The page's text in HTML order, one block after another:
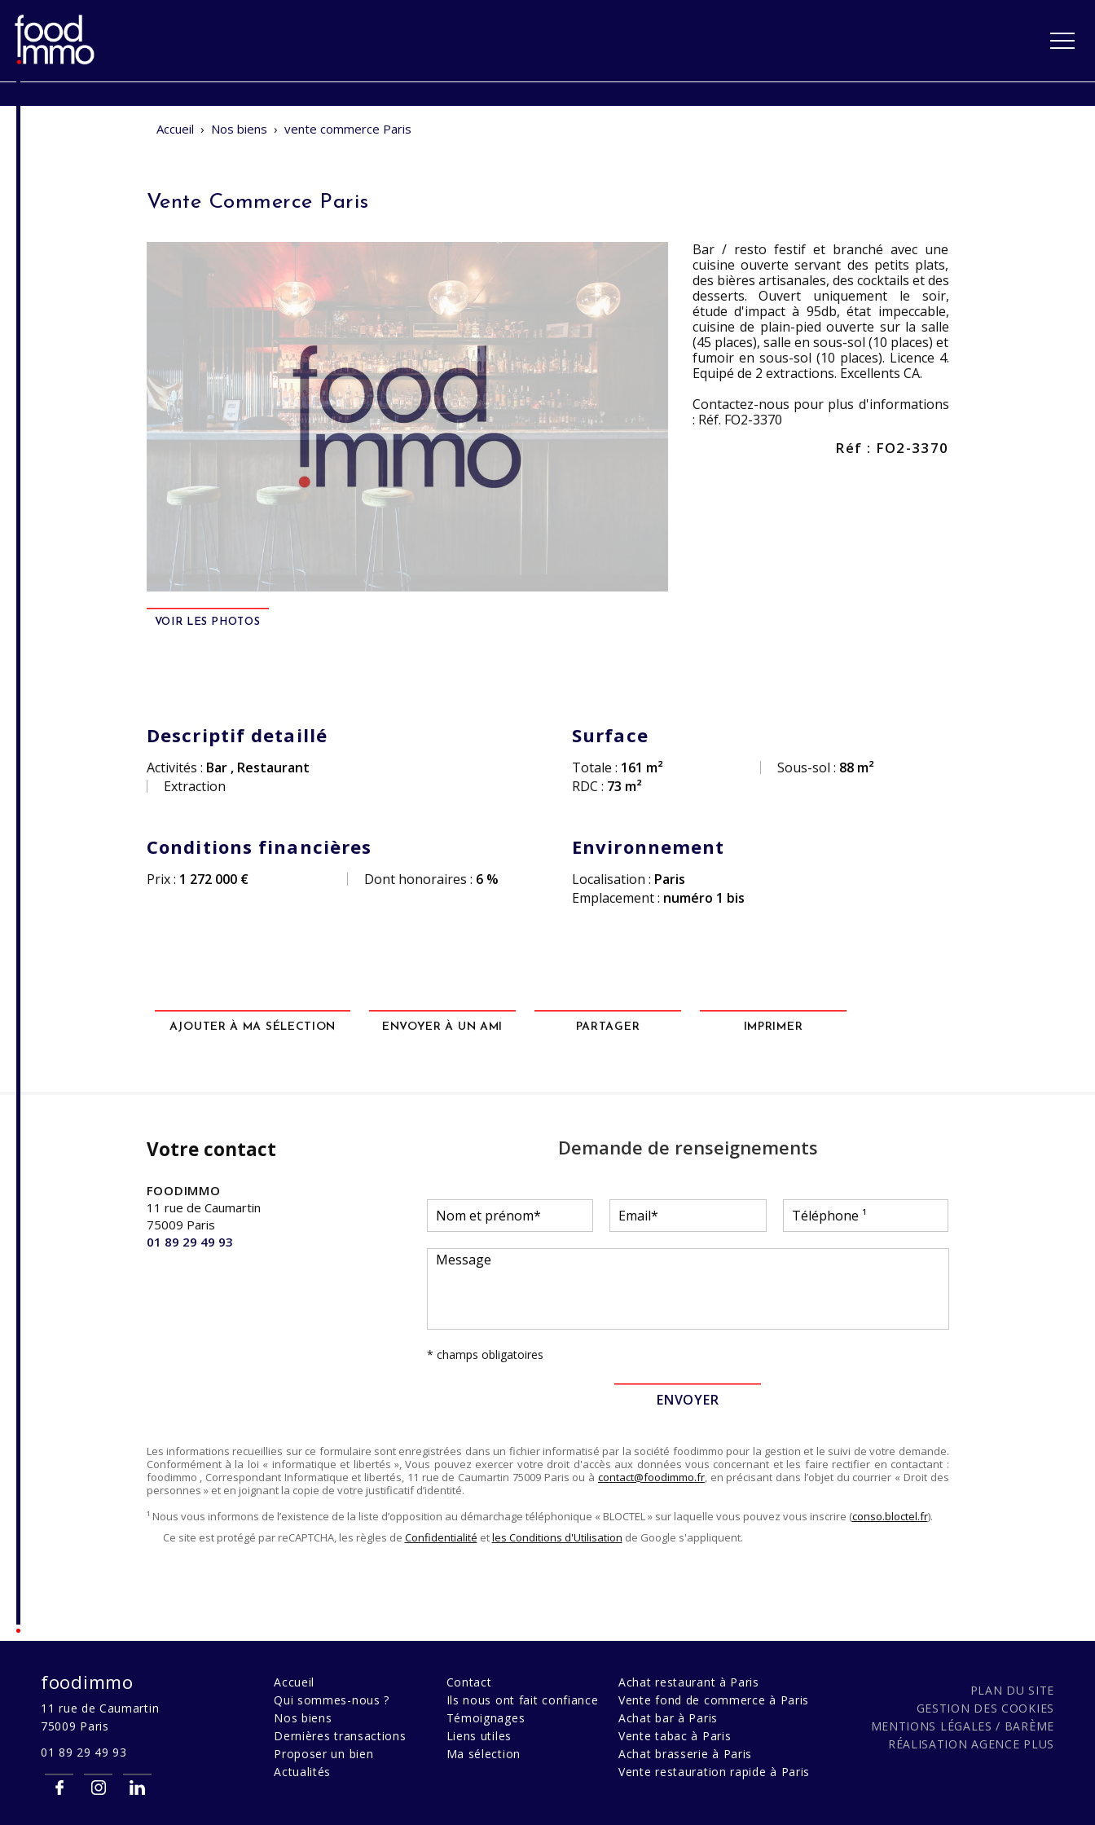
Accueil › Nos biens › vente commerce Paris
Vente Commerce Paris
VOIR LES PHOTOS
Bar / resto festif et branché avec une
cuisine ouverte servant des petits plats,
des bières artisanales, des cocktails et des
desserts. Ouvert uniquement le soir,
étude d'impact à 95db, état impeccable,
cuisine de plain-pied ouverte sur la salle
(45 places), salle en sous-sol (10 places) et
fumoir en sous-sol (10 places). Licence 4.
Equipé de 2 extractions. Excellents CA.
Contactez-nous pour plus d'informations
: Réf. FO2-3370
Réf : FO2-3370
Descriptif detaillé
Activités : Bar , Restaurant
Extraction
Surface
Totale : 161 m²
RDC : 73 m²
Sous-sol : 88 m²
Conditions financières
Prix : 1 272 000 € Dont honoraires : 6 %
Environnement
Localisation : Paris
Emplacement : numéro 1 bis
AJOUTER À MA SÉLECTION ENVOYER À UN AMI PARTAGER IMPRIMER
Votre contact
FOODIMMO
11 rue de Caumartin
75009 Paris
01 89 29 49 93
Demande de renseignements
* champs obligatoires
Les informations recueillies sur ce formulaire sont enregistrées dans un fichier informatisé par la société foodimmo pour la gestion et le suivi de votre demande.
Conformément à la loi « informatique et libertés », Vous pouvez exercer votre droit d'accès aux données vous concernant et les faire rectifier en contactant :
foodimmo , Correspondant Informatique et libertés, 11 rue de Caumartin 75009 Paris ou à contact@foodimmo.fr, en précisant dans l’objet du courrier « Droit des
personnes » et en joignant la copie de votre justificatif d’identité.
¹ Nous vous informons de l’existence de la liste d’opposition au démarchage téléphonique « BLOCTEL » sur laquelle vous pouvez vous inscrire (conso.bloctel.fr).
Ce site est protégé par reCAPTCHA, les règles de Confidentialité etles Conditions d'Utilisation de Google s'appliquent.
foodimmo
11 rue de Caumartin
75009 Paris
01 89 29 49 93
Accueil
Qui sommes-nous ?
Nos biens
Dernières transactions
Proposer un bien
Actualités
Contact
Ils nous ont fait confiance
Témoignages
Liens utiles
Ma sélection
Achat restaurant à Paris
Vente fond de commerce à Paris
Achat bar à Paris
Vente tabac à Paris
Achat brasserie à Paris
Vente restauration rapide à Paris
PLAN DU SITE
GESTION DES COOKIES
MENTIONS LÉGALES / BARÈME
RÉALISATIONAGENCE PLUS